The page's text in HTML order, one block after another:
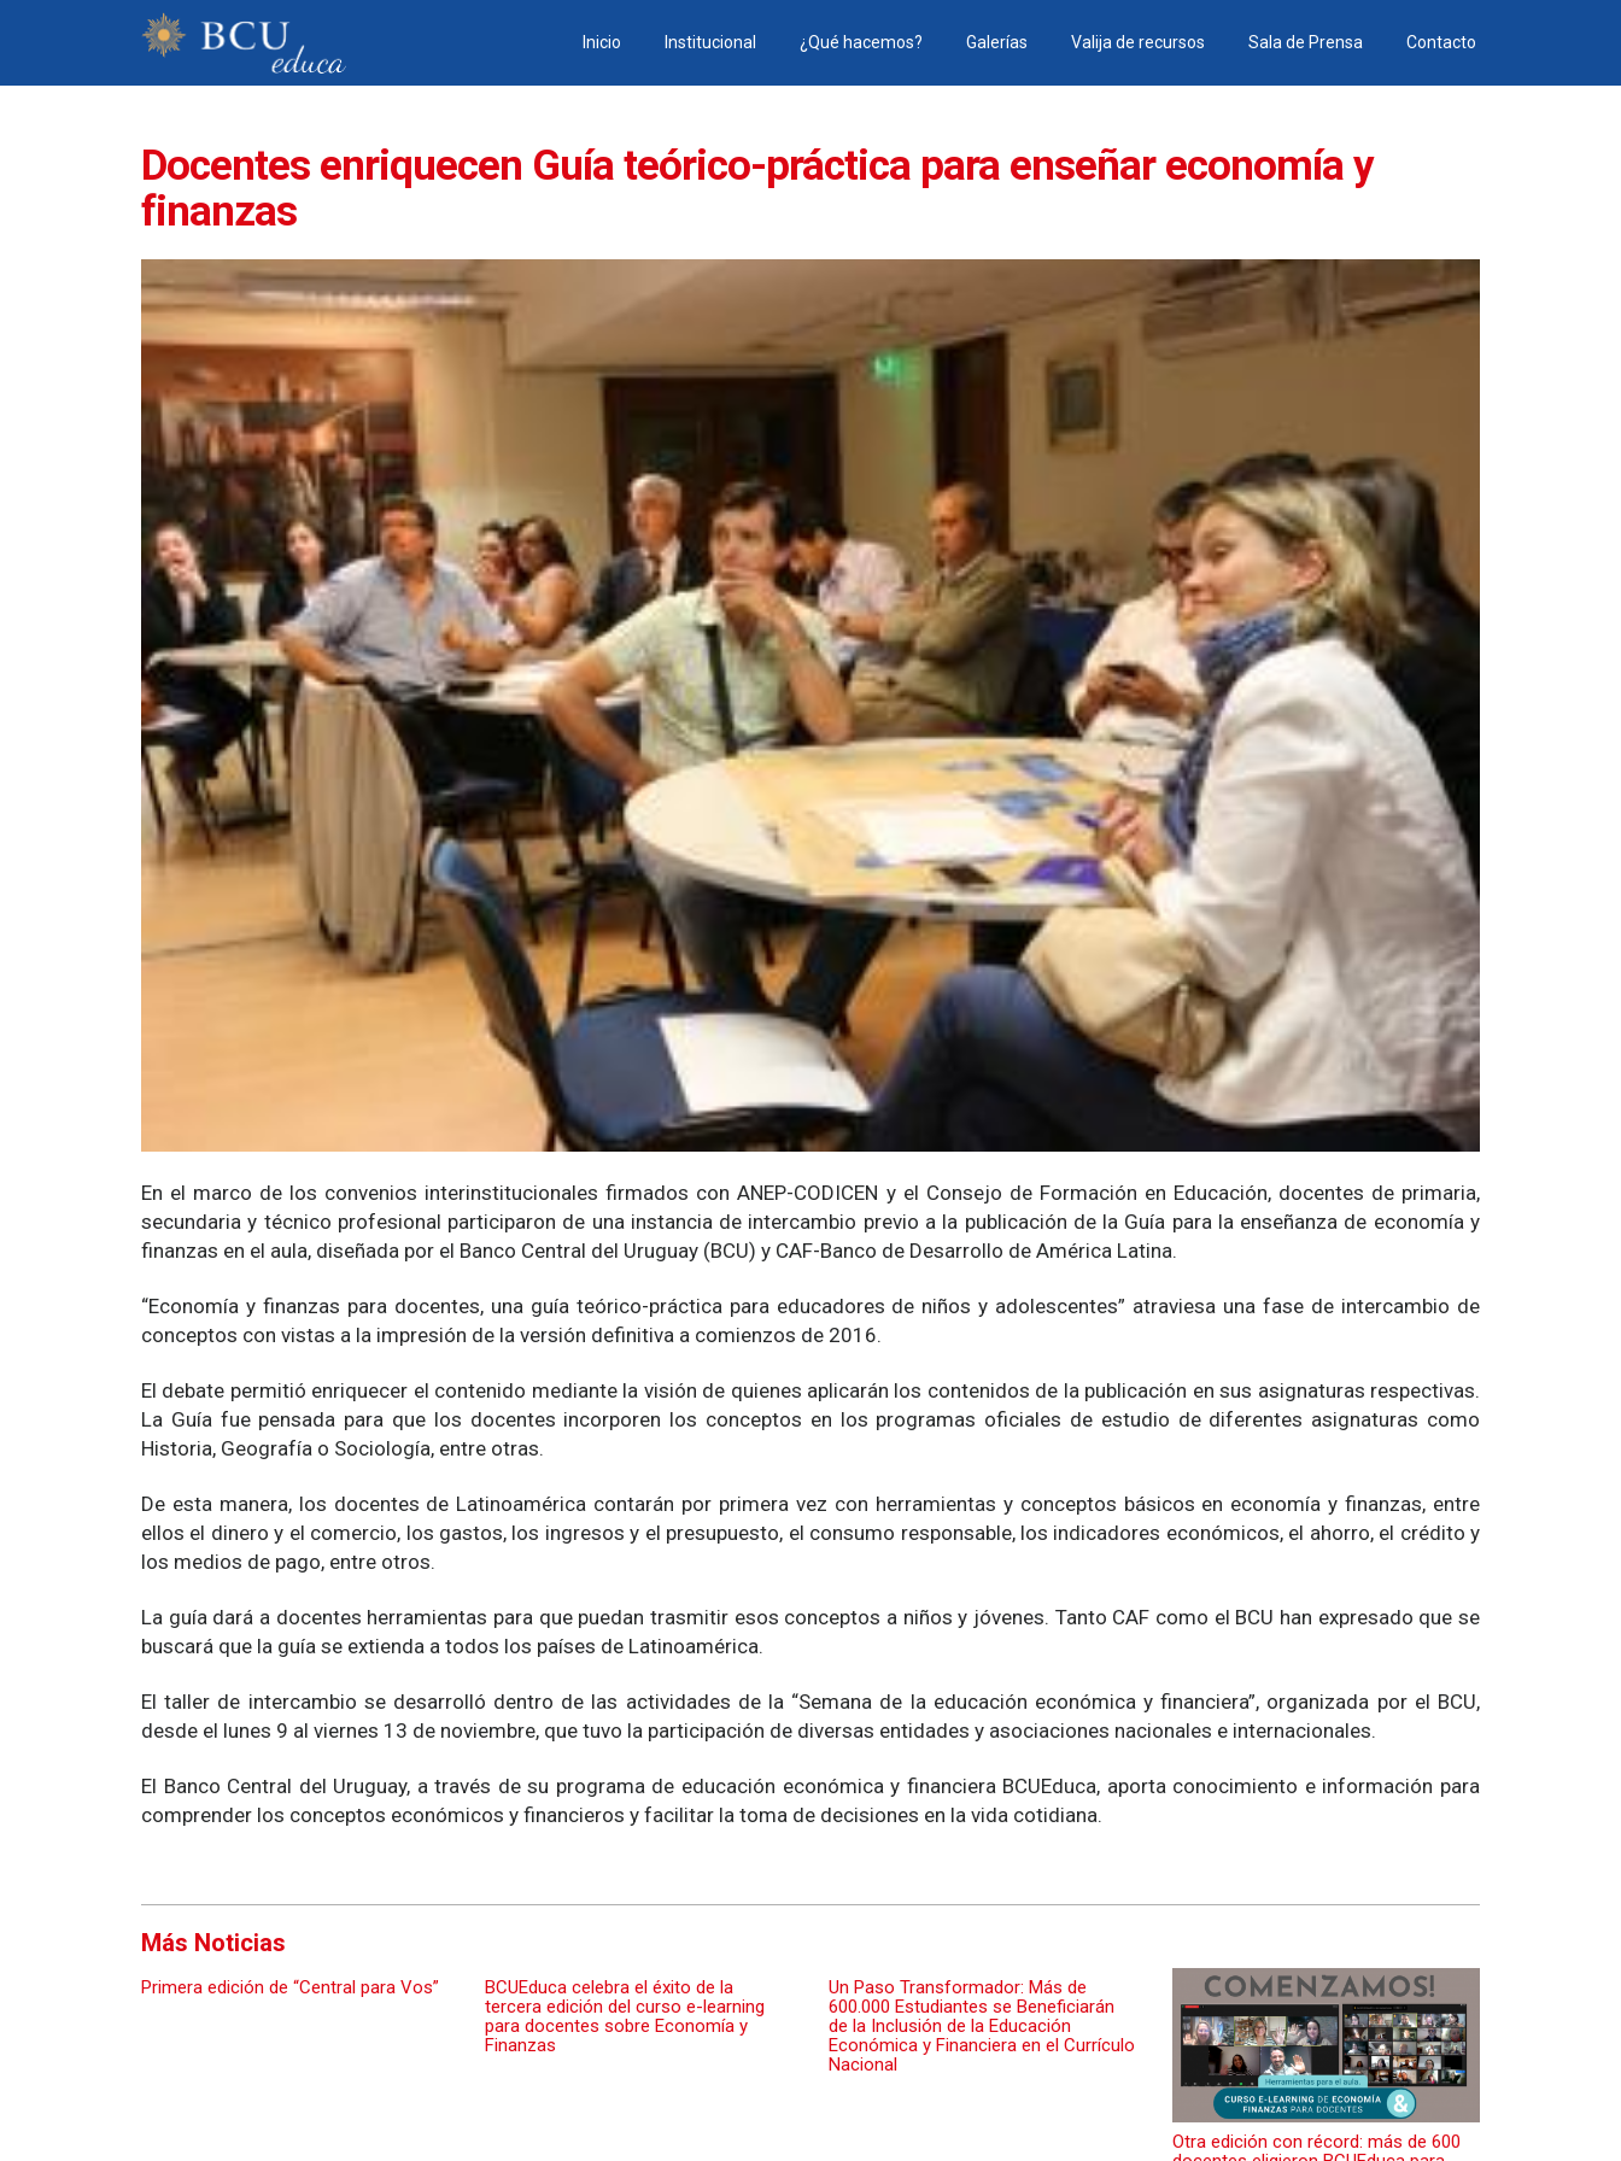
Inicio Institucional ¿Qué hacemos? Galerías Valija de recursos Sala de Prensa Contacto
Docentes enriquecen Guía teórico-práctica para enseñar economía y
finanzas
En el marco de los convenios interinstitucionales firmados con ANEP-CODICEN y el Consejo de Formación en Educación, docentes de primaria,
secundaria y técnico profesional participaron de una instancia de intercambio previo a la publicación de la Guía para la enseñanza de economía y
finanzas en el aula, diseñada por el Banco Central del Uruguay (BCU) y CAF-Banco de Desarrollo de América Latina.
“Economía y finanzas para docentes, una guía teórico-práctica para educadores de niños y adolescentes” atraviesa una fase de intercambio de
conceptos con vistas a la impresión de la versión definitiva a comienzos de 2016.
El debate permitió enriquecer el contenido mediante la visión de quienes aplicarán los contenidos de la publicación en sus asignaturas respectivas.
La Guía fue pensada para que los docentes incorporen los conceptos en los programas oficiales de estudio de diferentes asignaturas como
Historia, Geografía o Sociología, entre otras.
De esta manera, los docentes de Latinoamérica contarán por primera vez con herramientas y conceptos básicos en economía y finanzas, entre
ellos el dinero y el comercio, los gastos, los ingresos y el presupuesto, el consumo responsable, los indicadores económicos, el ahorro, el crédito y
los medios de pago, entre otros.
La guía dará a docentes herramientas para que puedan trasmitir esos conceptos a niños y jóvenes. Tanto CAF como el BCU han expresado que se
buscará que la guía se extienda a todos los países de Latinoamérica.
El taller de intercambio se desarrolló dentro de las actividades de la “Semana de la educación económica y financiera”, organizada por el BCU,
desde el lunes 9 al viernes 13 de noviembre, que tuvo la participación de diversas entidades y asociaciones nacionales e internacionales.
El Banco Central del Uruguay, a través de su programa de educación económica y financiera BCUEduca, aporta conocimiento e información para
comprender los conceptos económicos y financieros y facilitar la toma de decisiones en la vida cotidiana.
Más Noticias
Primera edición de “Central para Vos”
BCUEduca celebra el éxito de la
tercera edición del curso e-learning
para docentes sobre Economía y
Finanzas
Un Paso Transformador: Más de
600.000 Estudiantes se Beneficiarán
de la Inclusión de la Educación
Económica y Financiera en el Currículo
Nacional
Otra edición con récord: más de 600